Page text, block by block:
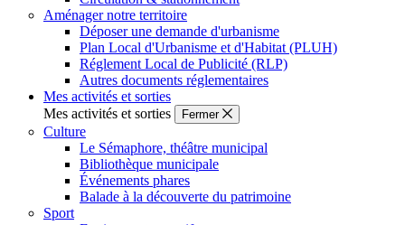
Aménager notre territoire
Déposer une demande d'urbanisme
Plan Local d'Urbanisme et d'Habitat (PLUH)
Réglement Local de Publicité (RLP)
Autres documents réglementaires
Mes activités et sorties
Mes activités et sorties
Fermer
Culture
Le Sémaphore, théâtre municipal
Bibliothèque municipale
Événements phares
Balade à la découverte du patrimoine
Sport